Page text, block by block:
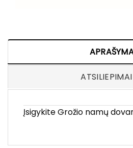
Įsigykite Grožio namų